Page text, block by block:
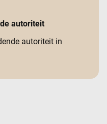
autoriteit
autoriteit in